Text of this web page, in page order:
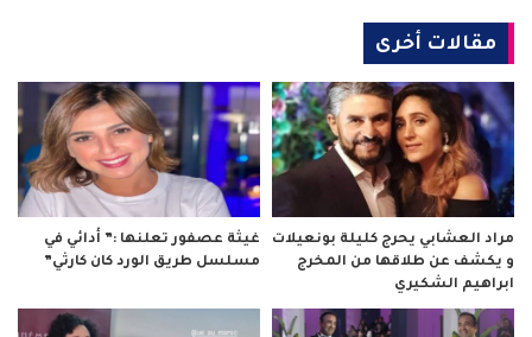
مقالات أخرى
مراد العشابي يحرج كليلة بونعيلات
و يكشف عن طلاقها من المخرج
ابراهيم الشكيري
غيثة عصفور تعلنها :” أدائي في
مسلسل طريق الورد كان كارثي”